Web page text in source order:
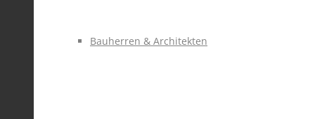
Bauherren & Architekten